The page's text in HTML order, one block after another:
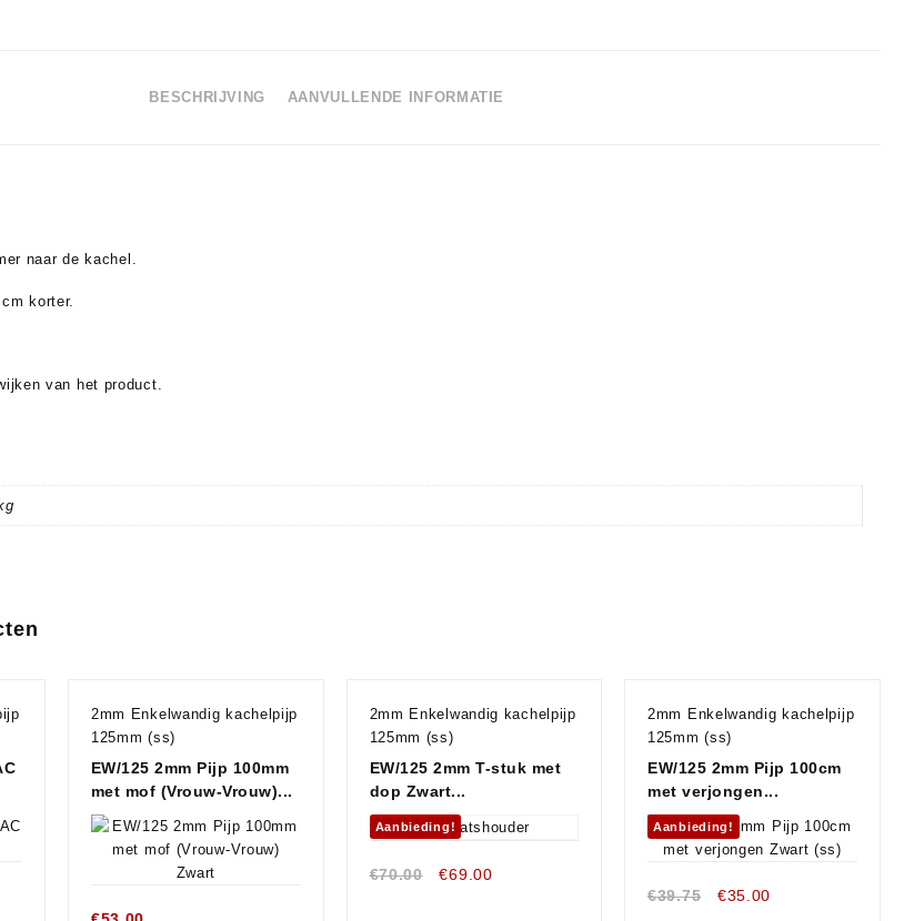
BESCHRIJVING AANVULLENDE INFORMATIE
naar de kachel.
korter.
van het product.
2mm Enkelwandig kachelpijp
125mm (ss)
EW/125 2mm Pijp 100mm
met mof (Vrouw-Vrouw)...
2mm Enkelwandig kachelpijp
125mm (ss)
EW/125 2mm T-stuk met
dop Zwart...
Aanbieding!
€70.00 €69.00
2mm Enkelwandig kachelpijp
125mm (ss)
EW/125 2mm Pijp 100cm
met verjongen...
Aanbieding!
€39.75 €35.00